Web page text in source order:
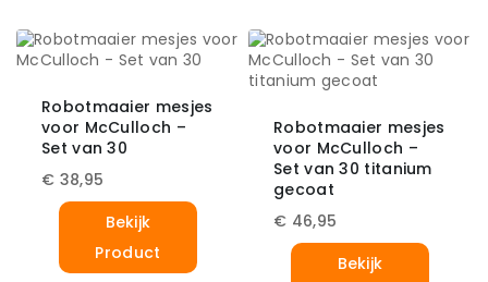
Robotmaaier mesjes
voor McCulloch –
Set van 30
€ 38,95
Bekijk
Product
Robotmaaier mesjes
voor McCulloch –
Set van 30 titanium
gecoat
€ 46,95
Bekijk